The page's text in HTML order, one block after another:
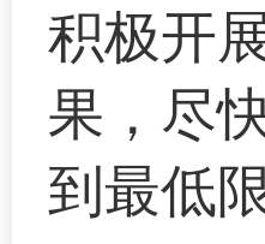
积极开
果，尽
到最低